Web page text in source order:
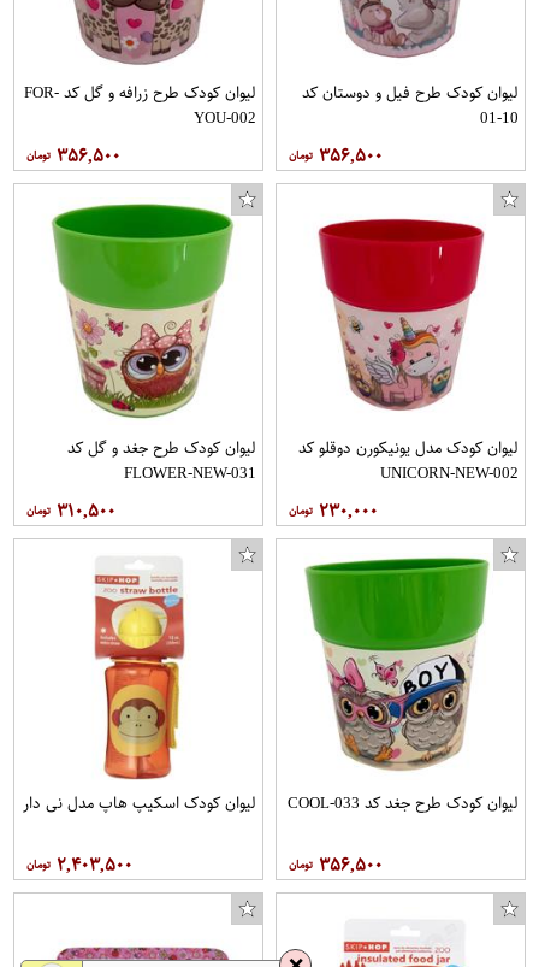
لیوان کودک طرح فیل و دوستان کد
10-01
۳۵۶,۵۰۰
لیوان کودک طرح زرافه و گل کد FOR-
YOU-002
۳۵۶,۵۰۰
لیوان کودک مدل یونیکورن دوقلو کد
UNICORN-NEW-002
۲۳۰,۰۰۰
لیوان کودک طرح جغد و گل کد
FLOWER-NEW-031
۳۱۰,۵۰۰
لیوان کودک طرح جغد کد COOL-033
۳۵۶,۵۰۰
لیوان کودک اسکیپ هاپ مدل نی دار
۲,۴۰۳,۵۰۰